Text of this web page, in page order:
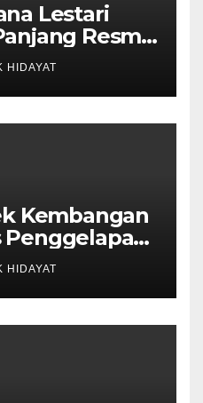
Lestari
Resmi
Perkuat
HIDAYAT
Kembangan
Penggelapan
Kenalan di
Pelaku
HIDAYAT